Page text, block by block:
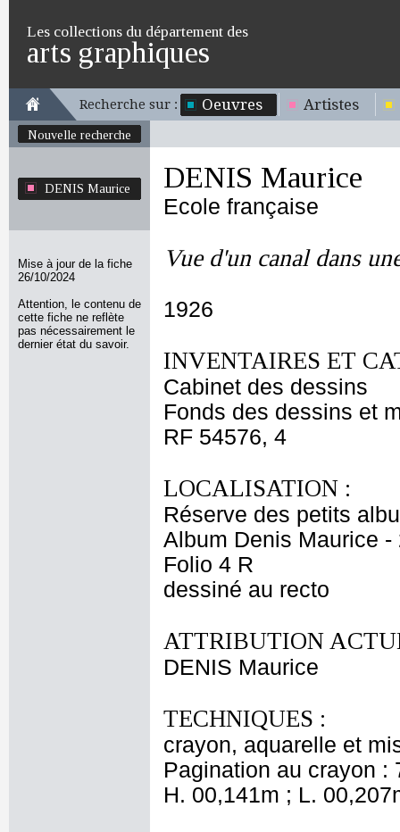
Les collections du département des
arts graphiques
Recherche sur : Oeuvres Artistes
Nouvelle recherche
DENIS Maurice
Mise à jour de la fiche
26/10/2024
Attention, le contenu de
cette fiche ne reflète
pas nécessairement le
dernier état du savoir.
DENIS Maurice
Ecole française
Vue d'un canal dans
1926
INVENTAIRES ET
Cabinet des dessins
Fonds des dessins et
RF 54576, 4
LOCALISATION :
Réserve des petits
Album Denis Maurice -
Folio 4 R
dessiné au recto
ATTRIBUTION
DENIS Maurice
TECHNIQUES :
crayon, aquarelle et
Pagination au crayon :
H. 00,141m ; L.